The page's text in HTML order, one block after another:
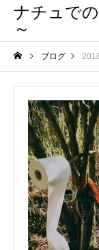
ナチュで
～
ブログ